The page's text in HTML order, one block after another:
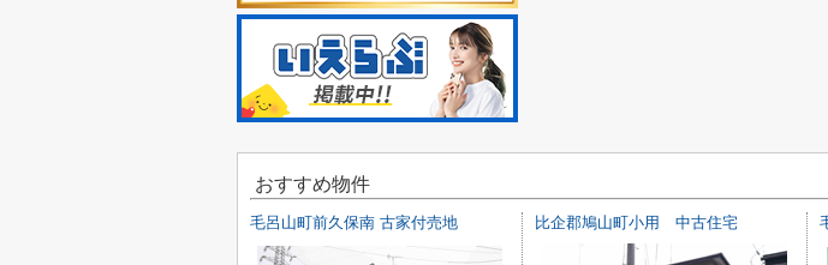
おすすめ物件
毛呂山町前久保南 古家付売地 比企郡鳩山町小用 中古住宅